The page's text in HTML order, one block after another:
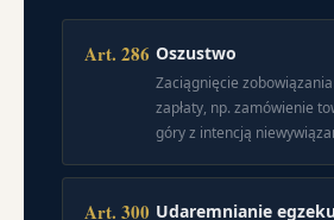
Art. 286 Oszustwo
Zaciągnięcie
zapłaty, np. zamówienie
góry z intencją
Art. 300 Udaremnianie